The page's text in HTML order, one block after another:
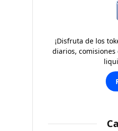
¡Disfruta de los
diarios,